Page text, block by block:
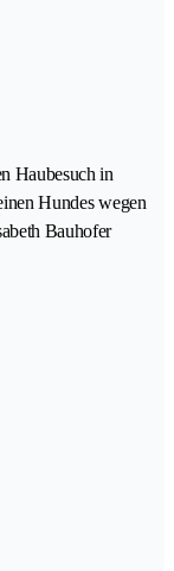
Haubesuch in
Hundes wegen
Bauhofer